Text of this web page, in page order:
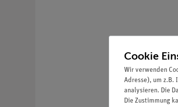
Cookie
Wir verwenden
Adresse), um z.B.
analysieren. Die
Die Zustimmung